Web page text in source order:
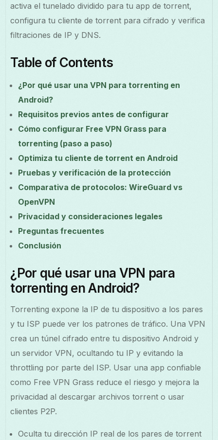
activa el tunelado dividido para tu app de torrent,
configura tu cliente de torrent para cifrado y verifica
filtraciones de IP y DNS.
Table of Contents
¿Por qué usar una VPN para torrenting en
Android?
Requisitos previos antes de configurar
Cómo configurar Free VPN Grass para
torrenting (paso a paso)
Optimiza tu cliente de torrent en Android
Pruebas y verificación de la protección
Comparativa de protocolos: WireGuard vs
OpenVPN
Privacidad y consideraciones legales
Preguntas frecuentes
Conclusión
¿Por qué usar una VPN para
torrenting en Android?
Torrenting expone la IP de tu dispositivo a los pares
y tu ISP puede ver los patrones de tráfico. Una VPN
crea un túnel cifrado entre tu dispositivo Android y
un servidor VPN, ocultando tu IP y evitando la
throttling por parte del ISP. Usar una app confiable
como Free VPN Grass reduce el riesgo y mejora la
privacidad al descargar archivos torrent o usar
clientes P2P.
Oculta tu dirección IP real de los pares de torrent